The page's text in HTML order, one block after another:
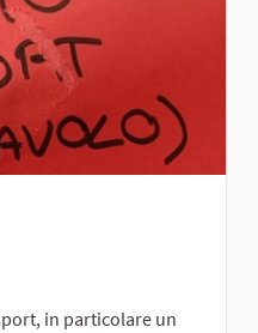
in particolare un